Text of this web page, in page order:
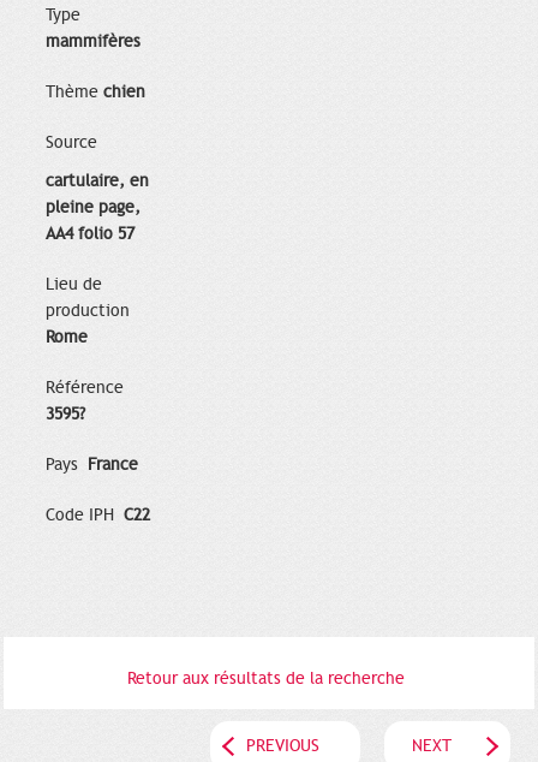
Type
mammifères
Thème chien
Source
cartulaire, en
pleine page,
AA4 folio 57
Lieu de
production
Rome
Référence
3595?
Pays France
Code IPH C22
Retour aux résultats de la recherche
PREVIOUS NEXT